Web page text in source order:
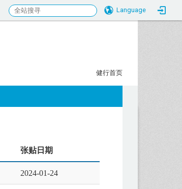
Language
健行首页
张贴日期
2024-01-24